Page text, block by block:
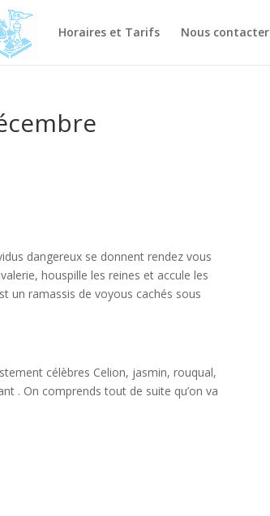
Horaires et Tarifs Nous contacter
dangereux se donnent rendez vous
houspille les reines et accule les
un ramassis de voyous cachés sous
célèbres Celion, jasmin, rouqual,
. On comprends tout de suite qu’on va